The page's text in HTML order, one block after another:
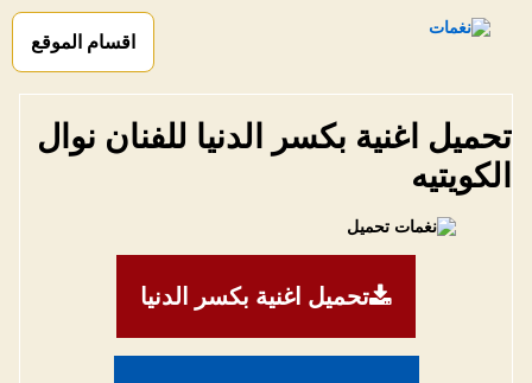
اقسام الموقع
تحميل اغنية بكسر الدنيا للفنان نوال
الكويتيه
تحميل اغنية بكسر الدنيا